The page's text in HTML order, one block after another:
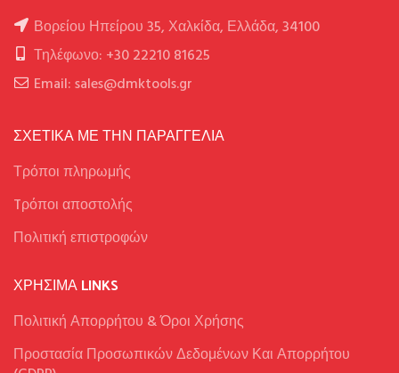
Βορείου Ηπείρου 35, Χαλκίδα, Ελλάδα, 34100
Τηλέφωνο: +30 22210 81625
Email: sales@dmktools.gr
ΣΧΕΤΙΚΑ ΜΕ ΤΗΝ ΠΑΡΑΓΓΕΛΙΑ
Τρόποι πληρωμής
Tρόποι αποστολής
Πολιτική επιστροφών
ΧΡΉΣΙΜΑ LINKS
Πολιτική Απορρήτου & Όροι Χρήσης
Προστασία Προσωπικών Δεδομένων Και Απορρήτου